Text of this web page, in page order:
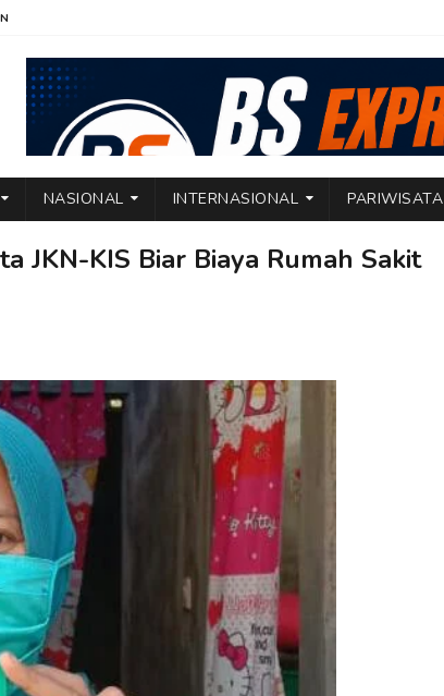
NASIONAL INTERNASIONAL PARIWISATA
JKN-KIS Biar Biaya Rumah Sakit